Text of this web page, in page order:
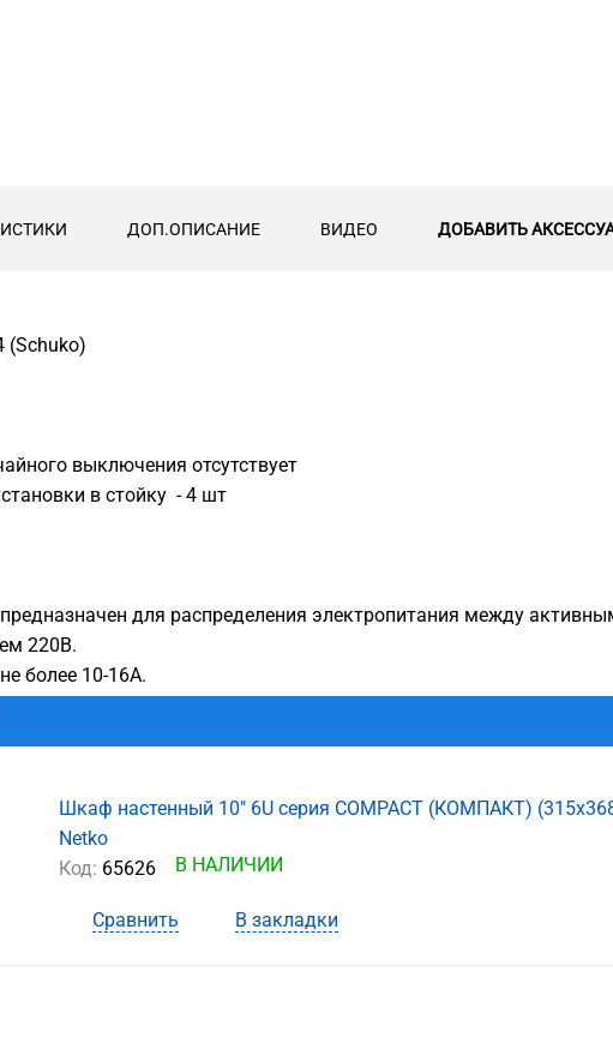
ДОП.ОПИСАНИЕ ВИДЕО ДОБАВИТЬ
(Schuko)
выключения отсутствует
в стойку - 4 шт
предназначен для распределения электропитания между
220В.
более 10-16А.
Шкаф настенный 10" 6U серия COMPACT (КОМПАКТ)
Netko
Код: 65626 В НАЛИЧИИ
Сравнить В закладки